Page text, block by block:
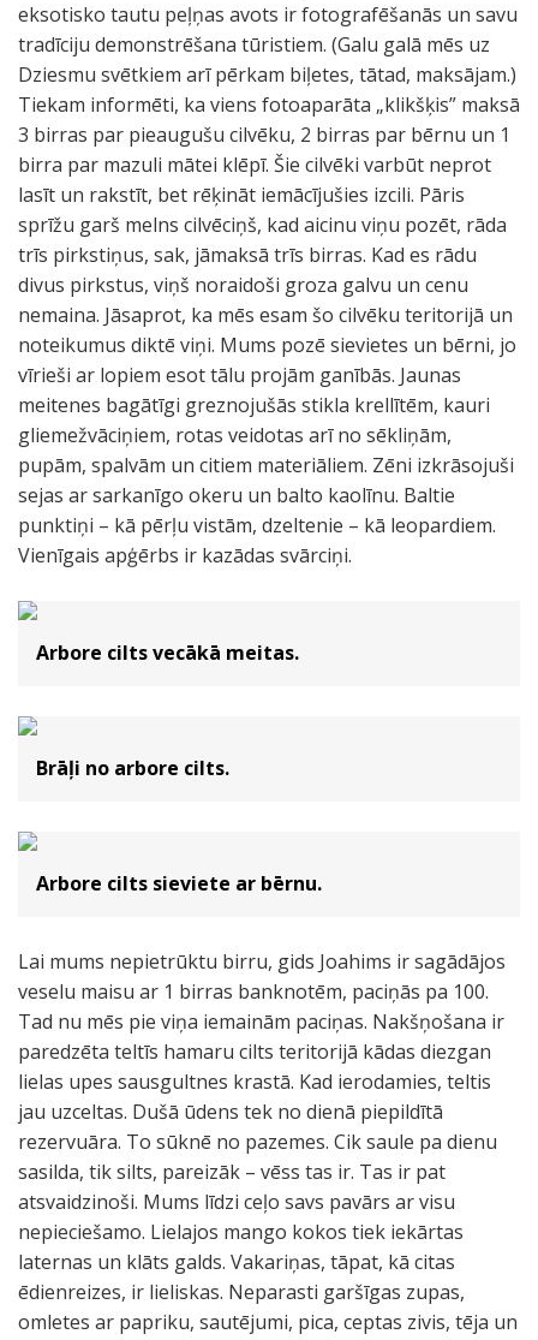
eksotisko tautu peļņas avots ir fotografēšanās un savu
tradīciju demonstrēšana tūristiem. (Galu galā mēs uz
Dziesmu svētkiem arī pērkam biļetes, tātad, maksājam.)
Tiekam informēti, ka viens fotoaparāta „klikšķis” maksā
3 birras par pieaugušu cilvēku, 2 birras par bērnu un 1
birra par mazuli mātei klēpī. Šie cilvēki varbūt neprot
lasīt un rakstīt, bet rēķināt iemācījušies izcili. Pāris
sprīžu garš melns cilvēciņš, kad aicinu viņu pozēt, rāda
trīs pirkstiņus, sak, jāmaksā trīs birras. Kad es rādu
divus pirkstus, viņš noraidoši groza galvu un cenu
nemaina. Jāsaprot, ka mēs esam šo cilvēku teritorijā un
noteikumus diktē viņi. Mums pozē sievietes un bērni, jo
vīrieši ar lopiem esot tālu projām ganībās. Jaunas
meitenes bagātīgi greznojušās stikla krellītēm, kauri
gliemežvāciņiem, rotas veidotas arī no sēkliņām,
pupām, spalvām un citiem materiāliem. Zēni izkrāsojuši
sejas ar sarkanīgo okeru un balto kaolīnu. Baltie
punktiņi – kā pērļu vistām, dzeltenie – kā leopardiem.
Vienīgais apģērbs ir kazādas svārciņi.
Arbore cilts vecākā meitas.
Brāļi no arbore cilts.
Arbore cilts sieviete ar bērnu.
Lai mums nepietrūktu birru, gids Joahims ir sagādājos
veselu maisu ar 1 birras banknotēm, paciņās pa 100.
Tad nu mēs pie viņa iemainām paciņas. Nakšņošana ir
paredzēta teltīs hamaru cilts teritorijā kādas diezgan
lielas upes sausgultnes krastā. Kad ierodamies, teltis
jau uzceltas. Dušā ūdens tek no dienā piepildītā
rezervuāra. To sūknē no pazemes. Cik saule pa dienu
sasilda, tik silts, pareizāk – vēss tas ir. Tas ir pat
atsvaidzinoši. Mums līdzi ceļo savs pavārs ar visu
nepieciešamo. Lielajos mango kokos tiek iekārtas
laternas un klāts galds. Vakariņas, tāpat, kā citas
ēdienreizes, ir lieliskas. Neparasti garšīgas zupas,
omletes ar papriku, sautējumi, pica, ceptas zivis, tēja un